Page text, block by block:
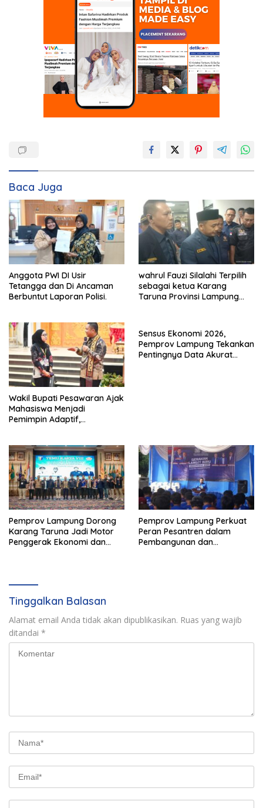
Baca Juga
Anggota PWI DI Usir
Tetangga dan Di Ancaman
Berbuntut Laporan Polisi.
wahrul Fauzi Silalahi Terpilih
sebagai ketua Karang
Taruna Provinsi Lampung
Wakil Bupati Pesawaran Ajak
Mahasiswa Menjadi
Pemimpin Adaptif,
Sensus Ekonomi 2026,
Pemprov Lampung Tekankan
Pentingnya Data Akurat
Pemprov Lampung Dorong
Karang Taruna Jadi Motor
Penggerak Ekonomi dan
Pemprov Lampung Perkuat
Peran Pesantren dalam
Pembangunan dan
Tinggalkan Balasan
Alamat email Anda tidak akan dipublikasikan. Ruas yang wajib
ditandai *